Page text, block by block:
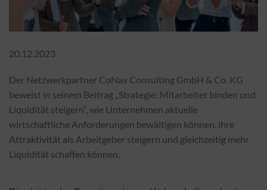
20.12.2023
Der Netzwerkpartner CoNav Consulting GmbH & Co. KG
beweist in seinem Beitrag „Strategie: Mitarbeiter binden und
Liquidität steigern“, wie Unternehmen aktuelle
wirtschaftliche Anforderungen bewältigen können, ihre
Attraktivität als Arbeitgeber steigern und gleichzeitig mehr
Liquidität schaffen können.